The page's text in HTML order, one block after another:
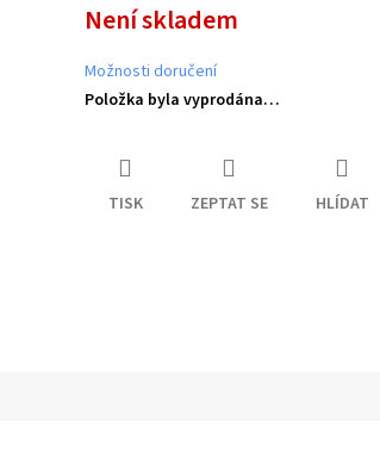
cena:
Není skladem
Možnosti doručení
Položka byla vyprodána…
TISK ZEPTAT SE HLÍDAT